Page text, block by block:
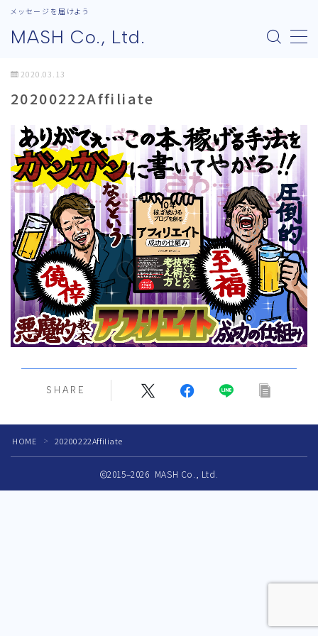
MASH Co., Ltd.
メッセージを届けよう
会社概要
代表あいさつ
パートナーシップ
業務内容
業務内容
ライティング実践講座
実践的キャリア設計講座
講演依頼
商業出版コンサルティング
メディア掲載履歴
2020.03.13
20200222Affiliate
SHARE
HOME ＞ 20200222Affiliate
2015–2026 MASH Co., Ltd.